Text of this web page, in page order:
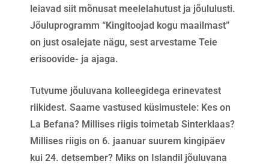
leiavad siit mõnusat meelelahutust ja jõululusti.
Jõuluprogramm “Kingitoojad kogu maailmast”
on just osalejate nägu, sest arvestame Teie
erisoovide- ja ajaga.
Tutvume jõuluvana kolleegidega erinevatest
riikidest. Saame vastused küsimustele: Kes on
La Befana? Millises riigis toimetab Sinterklaas?
Millises riigis on 6. jaanuar suurem kingipäev
kui 24. detsember? Miks on Islandil jõuluvana